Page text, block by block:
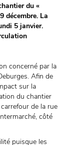
du «
décembre. La
5 janvier.
concerné par la
Afin de
sur la
du chantier
de la rue
côté
puisque les